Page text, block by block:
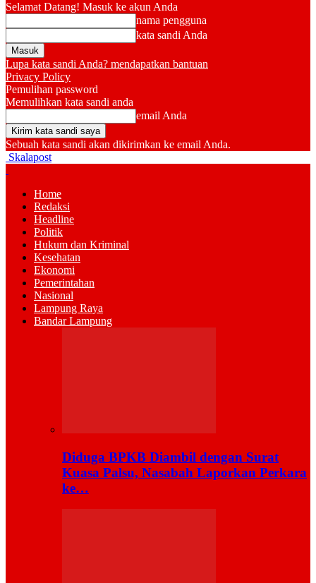
Selamat Datang! Masuk ke akun Anda
nama pengguna
kata sandi Anda
Lupa kata sandi Anda? mendapatkan bantuan
Privacy Policy
Pemulihan password
Memulihkan kata sandi anda
email Anda
Sebuah kata sandi akan dikirimkan ke email Anda.
Skalapost
Home
Redaksi
Headline
Politik
Hukum dan Kriminal
Kesehatan
Ekonomi
Pemerintahan
Nasional
Lampung Raya
Bandar Lampung
Diduga BPKB Diambil dengan Surat
Kuasa Palsu, Nasabah Laporkan Perkara
ke…